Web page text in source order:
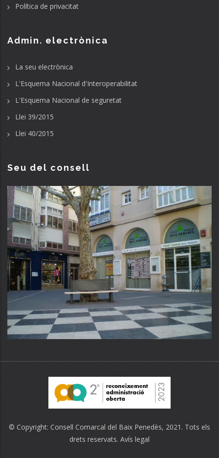
Política de privacitat
Admin. electrònica
La seu electrònica
L'Esquema Nacional d'Interoperabilitat
L'Esquema Nacional de seguretat
Llei 39/2015
Llei 40/2015
Seu del consell
© Copyright: Consell Comarcal del Baix Penedès, 2021. Tots els
drets reservats. Avís legal